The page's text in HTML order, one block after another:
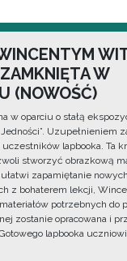
W
(NOWOŚĆ)
w oparciu o stałą
Uzupełnieniem
lapbooka. Ta
stworzyć obrazkową
zapamiętanie
z bohaterem lekcji,
potrzebnych do
zostanie opracowana i
lapbooka